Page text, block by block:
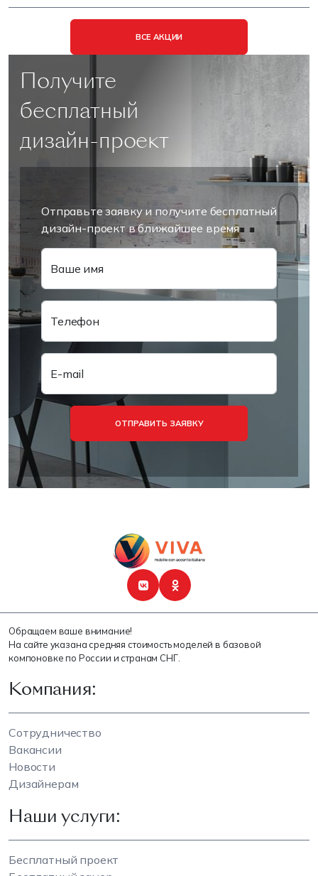
ВСЕ АКЦИИ
Получите
бесплатный
дизайн-проект
Отправьте заявку и получите бесплатный
дизайн-проект в ближайшее время
Ваше имя
Телефон
E-mail
ОТПРАВИТЬ ЗАЯВКУ
Обращаем ваше внимание!
На сайте указана средняя стоимость моделей в базовой
компоновке по России и странам СНГ.
Компания:
Сотрудничество
Вакансии
Новости
Дизайнерам
Наши услуги:
Бесплатный проект